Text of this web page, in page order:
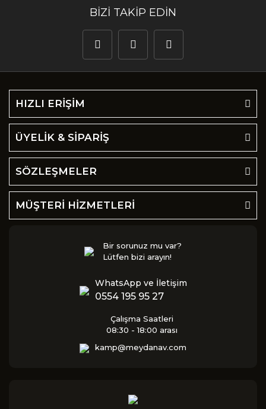
BİZİ TAKİP EDİN
HIZLI ERİŞİM
ÜYELİK & SİPARİŞ
SÖZLEŞMELER
MÜŞTERİ HİZMETLERİ
Bir sorunuz mu var?
Lütfen bizi arayın!
WhatsApp ve İletişim
0554 195 95 27
Çalışma Saatleri
08:30 - 18:00 arası
kamp@meydanav.com